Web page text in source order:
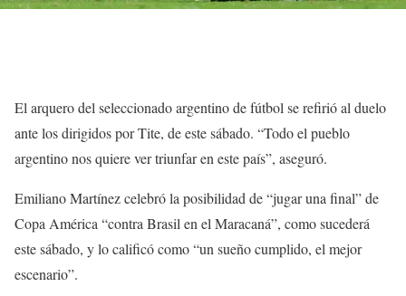
El arquero del seleccionado argentino de fútbol se refirió al duelo
ante los dirigidos por Tite, de este sábado. “Todo el pueblo
argentino nos quiere ver triunfar en este país”, aseguró.
Emiliano Martínez celebró la posibilidad de “jugar una final” de
Copa América “contra Brasil en el Maracaná”, como sucederá
este sábado, y lo calificó como “un sueño cumplido, el mejor
escenario”.